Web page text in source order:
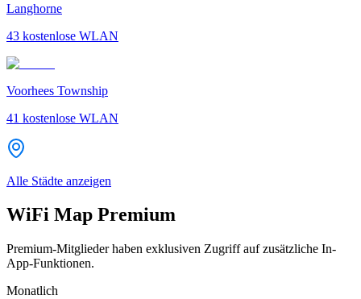
Langhorne
43 kostenlose WLAN
Voorhees Township
41 kostenlose WLAN
Alle Städte anzeigen
WiFi Map Premium
Premium-Mitglieder haben exklusiven Zugriff auf zusätzliche In-
App-Funktionen.
Monatlich